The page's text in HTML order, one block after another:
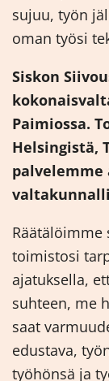
sujuu, työn
oman työsi
Siskon
Paimiossa.
Helsingistä,
toimistosi
ajatuksella,
suhteen, me
saat
edustava,
työhönsä ja